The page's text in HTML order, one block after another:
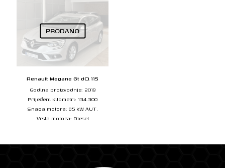
PRODANO
Renault Megane Gt dCi 115
Godina proizvodnje: 2019
Prijeđeni kilometri: 134.300
Snaga motora: 85 kW AUT.
Vrsta motora: Diesel